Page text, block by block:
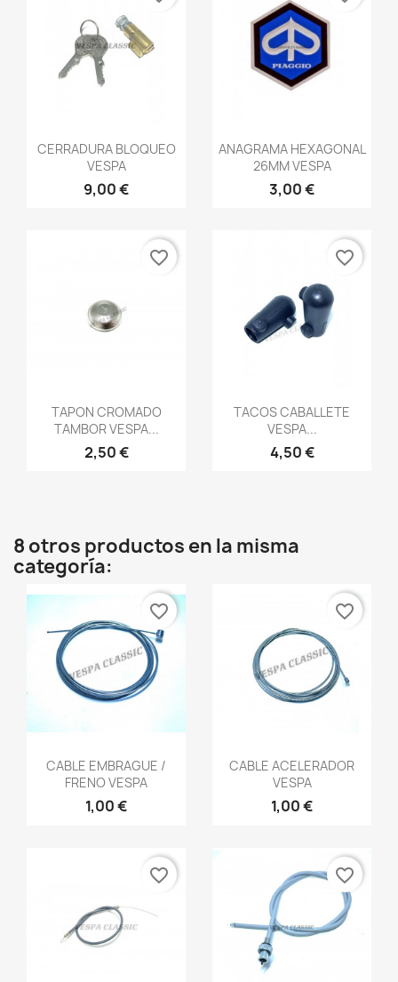
Vista rápida
CERRADURA BLOQUEO
VESPA
9,00 €
Vista rápida
ANAGRAMA HEXAGONAL
26MM VESPA
3,00 €
Vista rápida
TAPON CROMADO
TAMBOR VESPA...
2,50 €
favorite_border
Vista rápida
TACOS CABALLETE
VESPA...
4,50 €
favorite_border
8 otros productos en la misma
categoría:
 Vista rápida
CABLE EMBRAGUE /
FRENO VESPA
1,00 €
favorite_border
 Vista rápida
CABLE ACELERADOR
VESPA
1,00 €
favorite_border
favorite_border favorite_border